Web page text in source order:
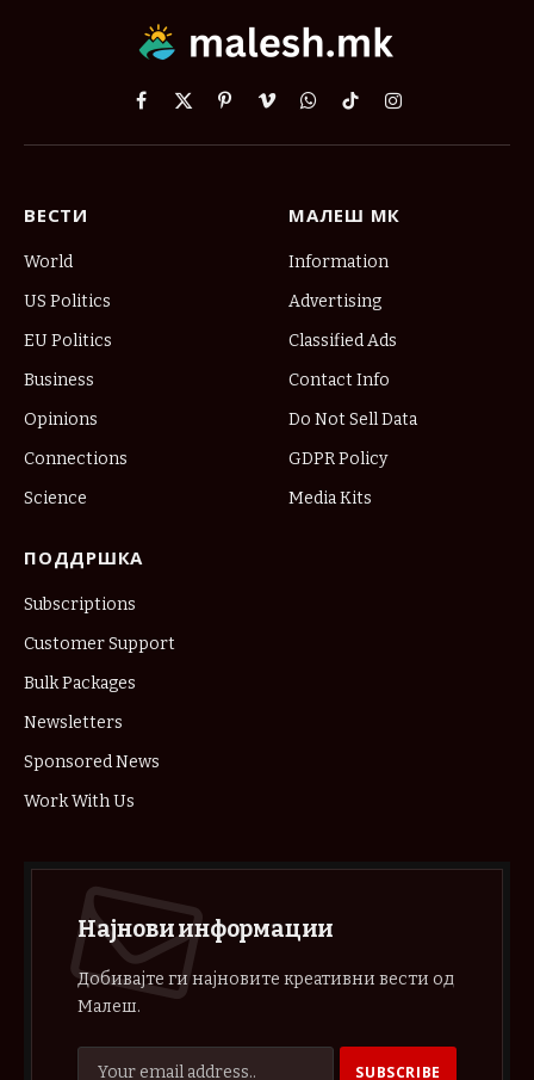
Facebook
X
PinterestVimeoWhatsApp
TikTokInstagram
ВЕСТИ
World
US Politics
EU Politics
Business
Opinions
Connections
Science
МАЛЕШ МК
Information
Advertising
Classified Ads
Contact Info
Do Not Sell Data
GDPR Policy
Media Kits
ПОДДРШКА
Subscriptions
Customer Support
Bulk Packages
Newsletters
Sponsored News
Work With Us
Најнови информации
Добивајте ги најновите креативни вести од
Малеш.